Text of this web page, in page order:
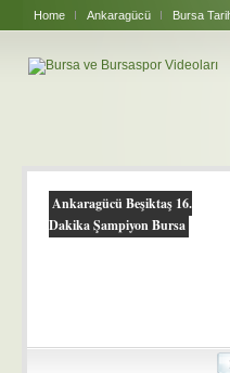
Home Ankaragücü Bursa
Ankaragücü Beşiktaş 16.
Dakika Şampiyon Bursa